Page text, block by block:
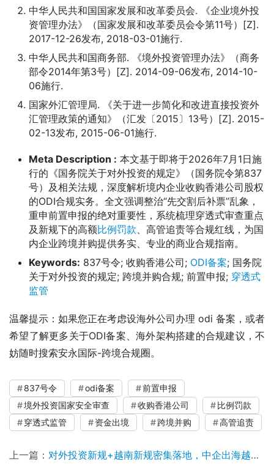
中华人民共和国国家发展和改革委员会. 《企业境外投
资管理办法》（国家发展和改革委员会令第11号）[Z].
2017-12-26发布, 2018-03-01施行.
中华人民共和国商务部. 《境外投资管理办法》（商务
部令2014年第3号）[Z]. 2014-09-06发布, 2014-10-
06施行.
国家外汇管理局. 《关于进一步简化和改进直接投资外
汇管理政策的通知》（汇发〔2015〕13号）[Z]. 2015-
02-13发布, 2015-06-01施行.
Meta Description : 本文基于即将于2026年7月1日施
行的《国务院关于对外投资的规定》（国务院令第837
号）及相关法规，深度解析境内企业收购香港公司股权
的ODI合规实务。全文强调整治“先交割后补票”乱象，
重申前置申报的绝对重要性，系统梳理穿透式审查重点
及新规下的高额比例罚款、高管追责等合规红线，为国
内企业跨境并购提供务实、专业的商业合规指南。
Keywords: 837号令; 收购香港公司; ODI备案; 国务院
关于对外投资的规定; 跨境并购合规; 前置申报; 穿透式
监管
温馨提示：如果您正在考虑设海外公司办理 odi 备案，或者
希望了解更多关于ODI备案、海外架构搭建的合规建议，不
妨随时搜索安永国际-跨境合规圈。
837号令 odi备案
前置申报
境外投资国家安全审查
收购香港公司
比例罚款
穿透式监管
资金出境 跨境并购 高管追责
上一篇： 对外投资新规+越南新规密集落地，中企出海越南的合规路径正被重构